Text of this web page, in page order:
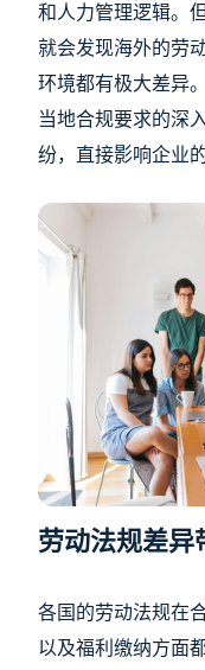
和人力管理逻辑。
就会发现海外的劳
环境都有极大差异
当地合规要求的深
纷，直接影响企业
劳动法规差异
各国的劳动法规在
以及福利缴纳方面